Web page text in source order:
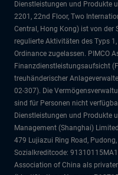
Dienstleistungen und Produkte
2201, 22nd Floor, Two
Central, Hong Kong) ist von der
regulierte Aktivitäten des Typs
Ordinance zugelassen. PIMCO
Finanzdienstleistungsaufsicht
treuhänderischer
02-307). Die
sind für Personen nicht
Dienstleistungen und Produkte
Management (Shanghai)
479 Lujiazui Ring Road,
Sozialkreditcode:
Association of China als